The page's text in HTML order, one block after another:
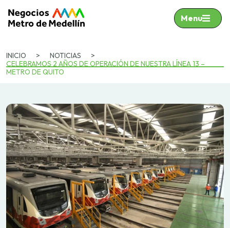
Menu
INICIO > NOTICIAS
>
CELEBRAMOS 2 AÑOS DE OPERACIÓN DE NUESTRA LÍNEA 13 –
METRO DE QUITO